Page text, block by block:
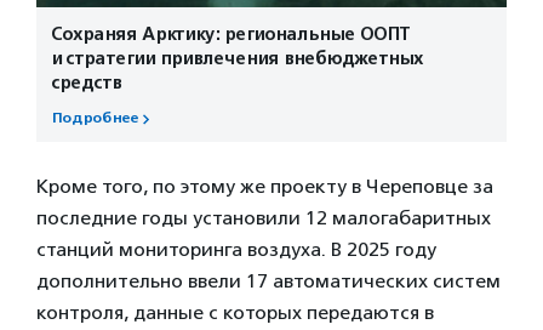
Сохраняя Арктику: региональные ООПТ
и стратегии привлечения внебюджетных
средств
Подробнее
Кроме того, по этому же проекту в Череповце за
последние годы установили 12 малогабаритных
станций мониторинга воздуха. В 2025 году
дополнительно ввели 17 автоматических систем
контроля, данные с которых передаются в